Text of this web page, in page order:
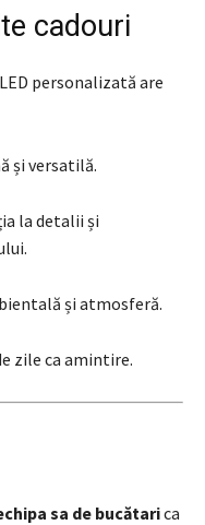
cadouri
personalizată are
și versatilă.
la detalii și
și atmosferă.
zile ca amintire.
sa de bucătarica